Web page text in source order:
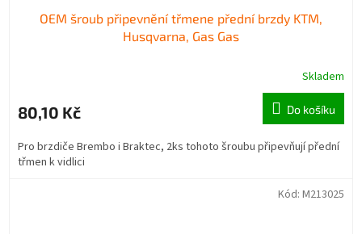
OEM šroub připevnění třmene přední brzdy KTM,
Husqvarna, Gas Gas
Skladem
80,10 Kč Do košíku
Pro brzdiče Brembo i Braktec, 2ks tohoto šroubu připevňují přední
třmen k vidlici
Kód: M213025